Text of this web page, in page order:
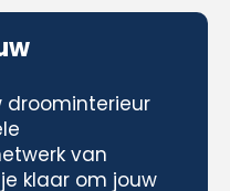
droominterieur
van
klaar om jouw